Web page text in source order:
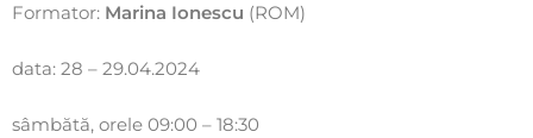
Formator: Marina Ionescu (ROM)
data: 28 – 29.04.2024
sâmbătă, orele 09:00 – 18:30